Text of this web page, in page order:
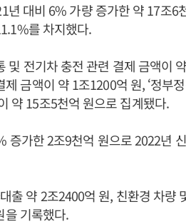
년 대비 6% 가량 증가한 약 17조6
를 차지했다.
및 전기차 충전 관련 결제 금액이
금액이 약 1조1200억 원, ‘정부
약 15조5천억 원으로 집계됐다.
증가한 2조9천억 원으로 2022년
출 약 2조2400억 원, 친환경 차량
을 기록했다.